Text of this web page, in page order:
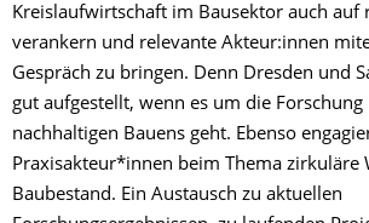
Kreislaufwirtschaft im Bausektor auch auf
verankern und relevante Akteur:innen
Gespräch zu bringen. Denn Dresden und
gut aufgestellt, wenn es um die Forschung
nachhaltigen Bauens geht. Ebenso
Praxisakteur*innen beim Thema zirkuläre
Baubestand. Ein Austausch zu aktuellen